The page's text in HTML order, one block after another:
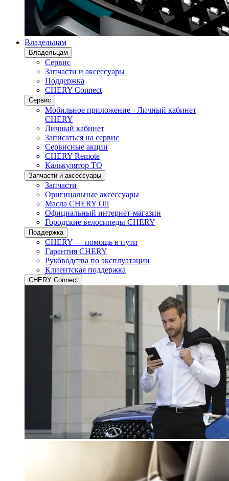
Владельцам
Владельцам
Сервис
Запчасти и аксессуары
Поддержка
CHERY Connect
Сервис
Мобильное приложение - Личный кабинет
CHERY
Личный кабинет
Записаться на сервис
Сервисные акции
CHERY Remote
Калькулятор ТО
Запчасти и аксессуары
Запчасти
Оригинальные аксессуары
Масла CHERY Oil
Официальный интернет-магазин
Городские велосипеды CHERY
Поддержка
CHERY — помощь в пути
Гарантия CHERY
Руководства по эксплуатации
Клиентская поддержка
CHERY Connect